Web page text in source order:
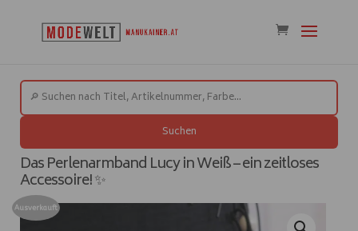
Suchen
Das Perlenarmband Lucy in Weiß – ein zeitloses
Accessoire! ✨
Ausverkauft